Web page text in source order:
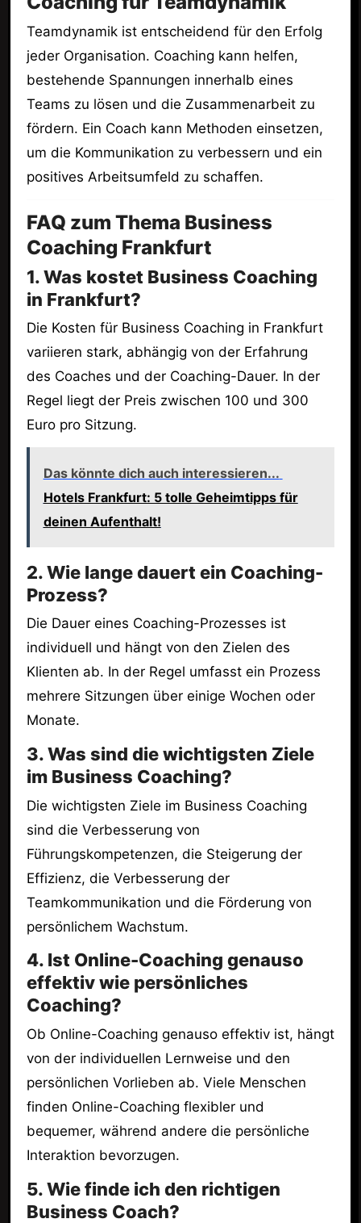
Teamdynamik ist entscheidend für den Erfolg
jeder Organisation. Coaching kann helfen,
bestehende Spannungen innerhalb eines
Teams zu lösen und die Zusammenarbeit zu
fördern. Ein Coach kann Methoden einsetzen,
um die Kommunikation zu verbessern und ein
positives Arbeitsumfeld zu schaffen.
FAQ zum Thema Business
Coaching Frankfurt
1. Was kostet Business Coaching
in Frankfurt?
Die Kosten für Business Coaching in Frankfurt
variieren stark, abhängig von der Erfahrung
des Coaches und der Coaching-Dauer. In der
Regel liegt der Preis zwischen 100 und 300
Euro pro Sitzung.
Das könnte dich auch interessieren...
Hotels Frankfurt: 5 tolle Geheimtipps für
deinen Aufenthalt!
2. Wie lange dauert ein Coaching-
Prozess?
Die Dauer eines Coaching-Prozesses ist
individuell und hängt von den Zielen des
Klienten ab. In der Regel umfasst ein Prozess
mehrere Sitzungen über einige Wochen oder
Monate.
3. Was sind die wichtigsten Ziele
im Business Coaching?
Die wichtigsten Ziele im Business Coaching
sind die Verbesserung von
Führungskompetenzen, die Steigerung der
Effizienz, die Verbesserung der
Teamkommunikation und die Förderung von
persönlichem Wachstum.
4. Ist Online-Coaching genauso
effektiv wie persönliches
Coaching?
Ob Online-Coaching genauso effektiv ist, hängt
von der individuellen Lernweise und den
persönlichen Vorlieben ab. Viele Menschen
finden Online-Coaching flexibler und
bequemer, während andere die persönliche
Interaktion bevorzugen.
5. Wie finde ich den richtigen
Business Coach?